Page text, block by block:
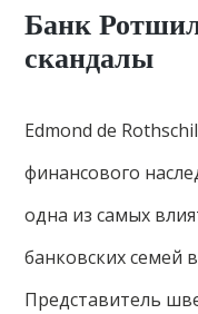
Банк
скандалы
Edmond de
финансового
одна из самых
банковских семей
Представитель